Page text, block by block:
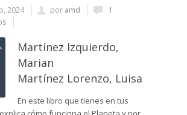
2024 por amd
1
Martínez Izquierdo,
Marian
Martínez Lorenzo, Luisa
En este libro que tienes en tus